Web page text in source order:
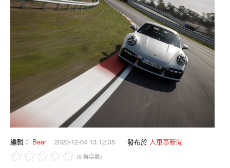
賽車新聞
汽車改裝
輪胎特區
促銷訊息
人車軼事
試車報導
專題報導
車型比拼
編輯： Bear 2020-12-04 13:12:35 發布於 人車事新聞
(0 得票數)